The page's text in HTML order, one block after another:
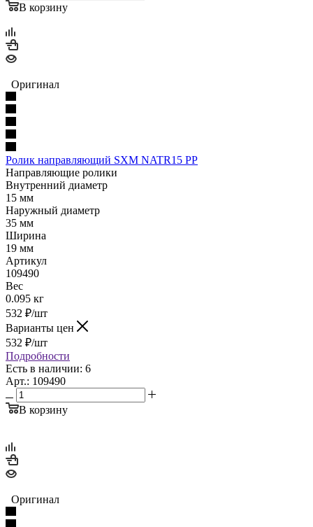
В корзину
Оригинал
Ролик направляющий SXM NATR15 PP
Направляющие ролики
Внутренний диаметр
15 мм
Наружный диаметр
35 мм
Ширина
19 мм
Артикул
109490
Вес
0.095 кг
532 ₽/шт
Варианты цен
532 ₽/шт
Подробности
Есть в наличии: 6
Арт.: 109490
В корзину
Оригинал